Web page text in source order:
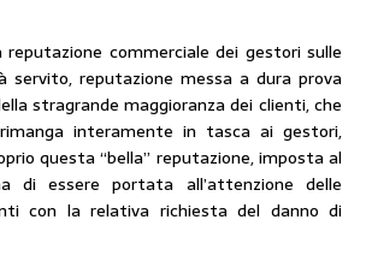
commerciale dei gestori sulle
servito, reputazione messa a dura prova
stragrande maggioranza dei clienti, che
interamente in tasca ai gestori,
questa “bella” reputazione, imposta al
di essere portata all’attenzione delle
con la relativa richiesta del danno di